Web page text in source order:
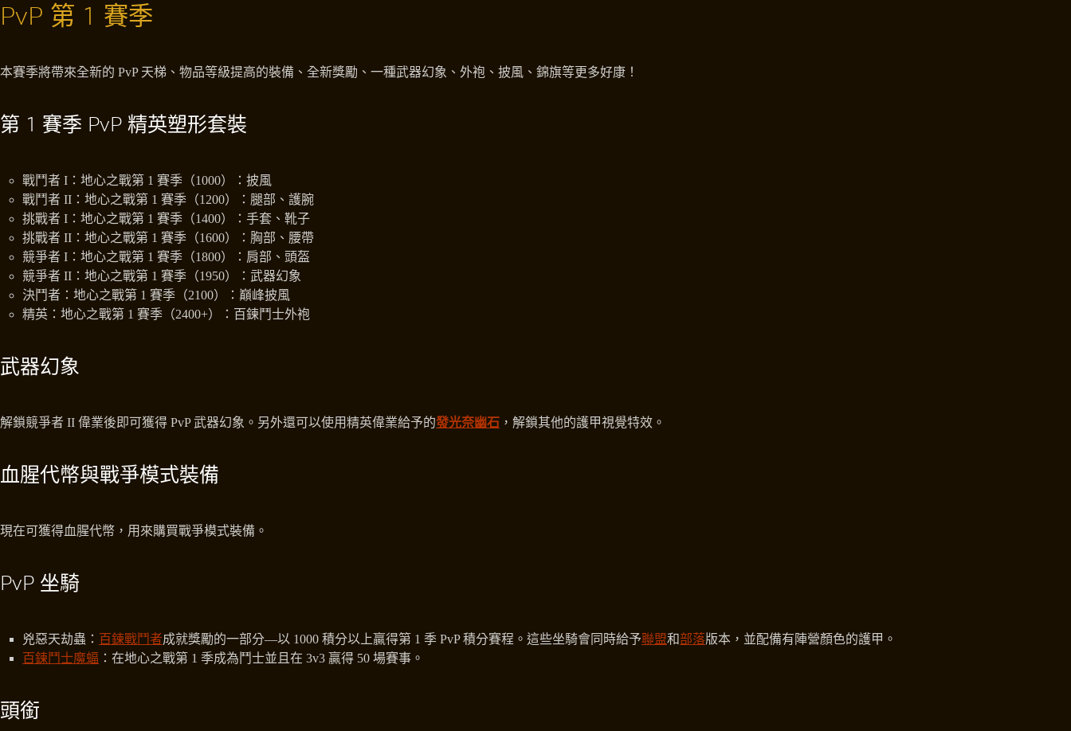
PvP 第 1 賽季
本賽季將帶來全新的 PvP 天梯、物品等級提高的裝備、全新獎勵、一種武器幻象、外袍、披風、錦旗等更多好康！
第 1 賽季 PvP 精英塑形套裝
戰鬥者 I：地心之戰第 1 賽季（1000）：披風
戰鬥者 II：地心之戰第 1 賽季（1200）：腿部、護腕
挑戰者 I：地心之戰第 1 賽季（1400）：手套、靴子
挑戰者 II：地心之戰第 1 賽季（1600）：胸部、腰帶
競爭者 I：地心之戰第 1 賽季（1800）：肩部、頭盔
競爭者 II：地心之戰第 1 賽季（1950）：武器幻象
決鬥者：地心之戰第 1 賽季（2100）：巔峰披風
精英：地心之戰第 1 賽季（2400+）：百鍊鬥士外袍
武器幻象
解鎖競爭者 II 偉業後即可獲得 PvP 武器幻象。另外還可以使用精英偉業給予的發光奈幽石 ，解鎖其他的護甲視覺特效。
血腥代幣與戰爭模式裝備
現在可獲得血腥代幣，用來購買戰爭模式裝備。
PvP 坐騎
兇惡天劫蟲： 百鍊戰鬥者成就獎勵的一部分—以 1000 積分以上贏得第 1 季 PvP 積分賽程。這些坐騎會同時給予聯盟和部落版本，並配備有陣營顏色的護甲。
百鍊鬥士魔蝠 ：在地心之戰第 1 季成為鬥士並且在 3v3 贏得 50 場賽事。
頭銜